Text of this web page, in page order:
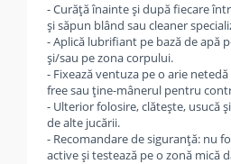
- Curăță înainte și după fiecare
și săpun blând sau cleaner
- Aplică lubrifiant pe bază de apă
și/sau pe zona corpului.
- Fixează ventuza pe o arie
free sau ține-mânerul pentru
- Ulterior folosire, clătește, usucă
de alte jucării.
- Recomandare de siguranță: nu
active și testează pe o zonă mică